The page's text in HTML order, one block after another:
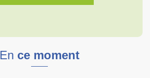
En ce moment